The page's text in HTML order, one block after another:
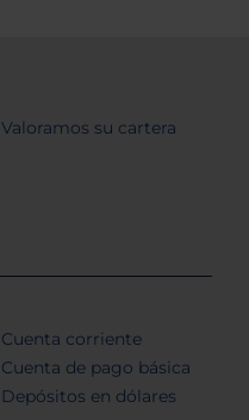
Valoramos su cartera
Cuenta corriente
Cuenta de pago básica
Depósitos en dólares